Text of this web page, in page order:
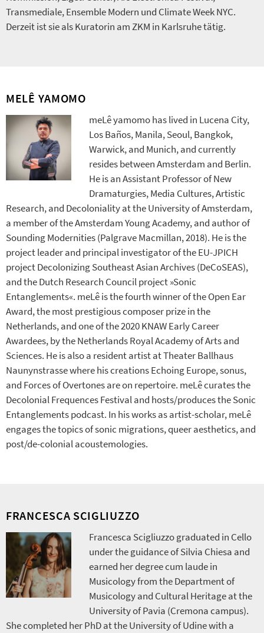
Transmediale, Ensemble Modern und Climate Week NYC.
Derzeit ist sie als Kuratorin am ZKM in Karlsruhe tätig.
MELÊ YAMOMO
meLê yamomo has lived in Lucena City,
Los Baños, Manila, Seoul, Bangkok,
Warwick, and Munich, and currently
resides between Amsterdam and Berlin.
He is an Assistant Professor of New
Dramaturgies, Media Cultures, Artistic
Research, and Decoloniality at the University of Amsterdam,
a member of the Amsterdam Young Academy, and author of
Sounding Modernities (Palgrave Macmillan, 2018). He is the
project leader and principal investigator of the EU-JPICH
project Decolonizing Southeast Asian Archives (DeCoSEAS),
and the Dutch Research Council project »Sonic
Entanglements«. meLê is the fourth winner of the Open Ear
Award, the most prestigious composer prize in the
Netherlands, and one of the 2020 KNAW Early Career
Awardees, by the Netherlands Royal Academy of Arts and
Sciences. He is also a resident artist at Theater Ballhaus
Naunynstrasse where his creations Echoing Europe, sonus,
and Forces of Overtones are on repertoire. meLê curates the
Decolonial Frequences Festival and hosts/produces the Sonic
Entanglements podcast. In his works as artist-scholar, meLê
engages the topics of sonic migrations, queer aesthetics, and
post/de-colonial acoustemologies.
FRANCESCA SCIGLIUZZO
Francesca Scigliuzzo graduated in Cello
under the guidance of Silvia Chiesa and
earned her degree cum laude in
Musicology from the Department of
Musicology and Cultural Heritage at the
University of Pavia (Cremona campus).
She completed her PhD at the University of Udine with a